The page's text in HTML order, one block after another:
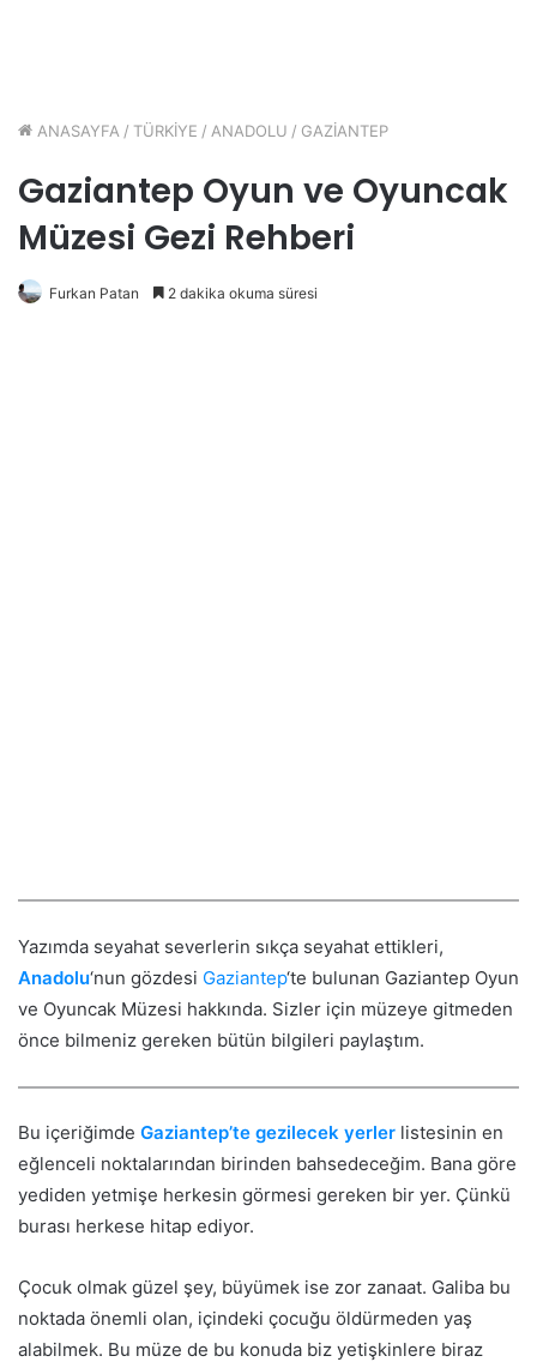
ANASAYFA / TÜRKİYE / ANADOLU / GAZİANTEP
Gaziantep Oyun ve Oyuncak
Müzesi Gezi Rehberi
Furkan Patan 2 dakika okuma süresi
Yazımda seyahat severlerin sıkça seyahat ettikleri,
Anadolu‘nun gözdesi Gaziantep‘te bulunan Gaziantep Oyun
ve Oyuncak Müzesi hakkında. Sizler için müzeye gitmeden
önce bilmeniz gereken bütün bilgileri paylaştım.
Bu içeriğimde Gaziantep’te gezilecek yerler listesinin en
eğlenceli noktalarından birinden bahsedeceğim. Bana göre
yediden yetmişe herkesin görmesi gereken bir yer. Çünkü
burası herkese hitap ediyor.
Çocuk olmak güzel şey, büyümek ise zor zanaat. Galiba bu
noktada önemli olan, içindeki çocuğu öldürmeden yaş
alabilmek. Bu müze de bu konuda biz yetişkinlere biraz